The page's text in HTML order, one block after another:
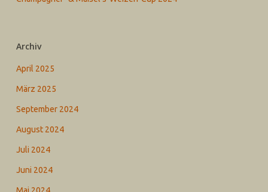
Archiv
April 2025
März 2025
September 2024
August 2024
Juli 2024
Juni 2024
Mai 2024